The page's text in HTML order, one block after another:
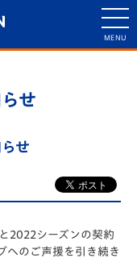
せ
せ
2022シーズンの契約
へのご声援を引き続き